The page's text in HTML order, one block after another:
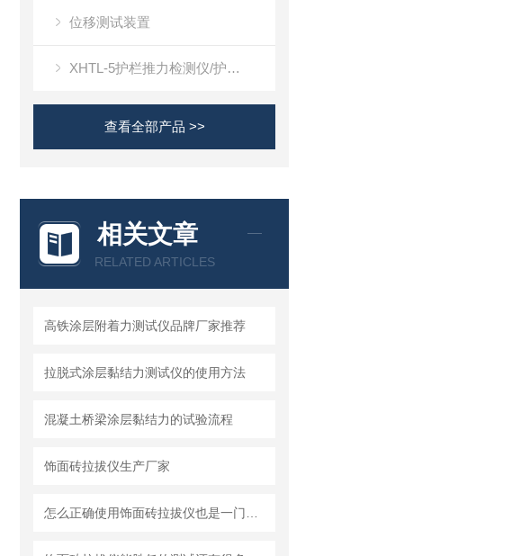
位移测试装置
XHTL-5护栏推力检测仪/护栏推力测试仪
查看全部产品 >>
相关文章
RELATED ARTICLES
高铁涂层附着力测试仪品牌厂家推荐
拉脱式涂层黏结力测试仪的使用方法
混凝土桥梁涂层黏结力的试验流程
饰面砖拉拔仪生产厂家